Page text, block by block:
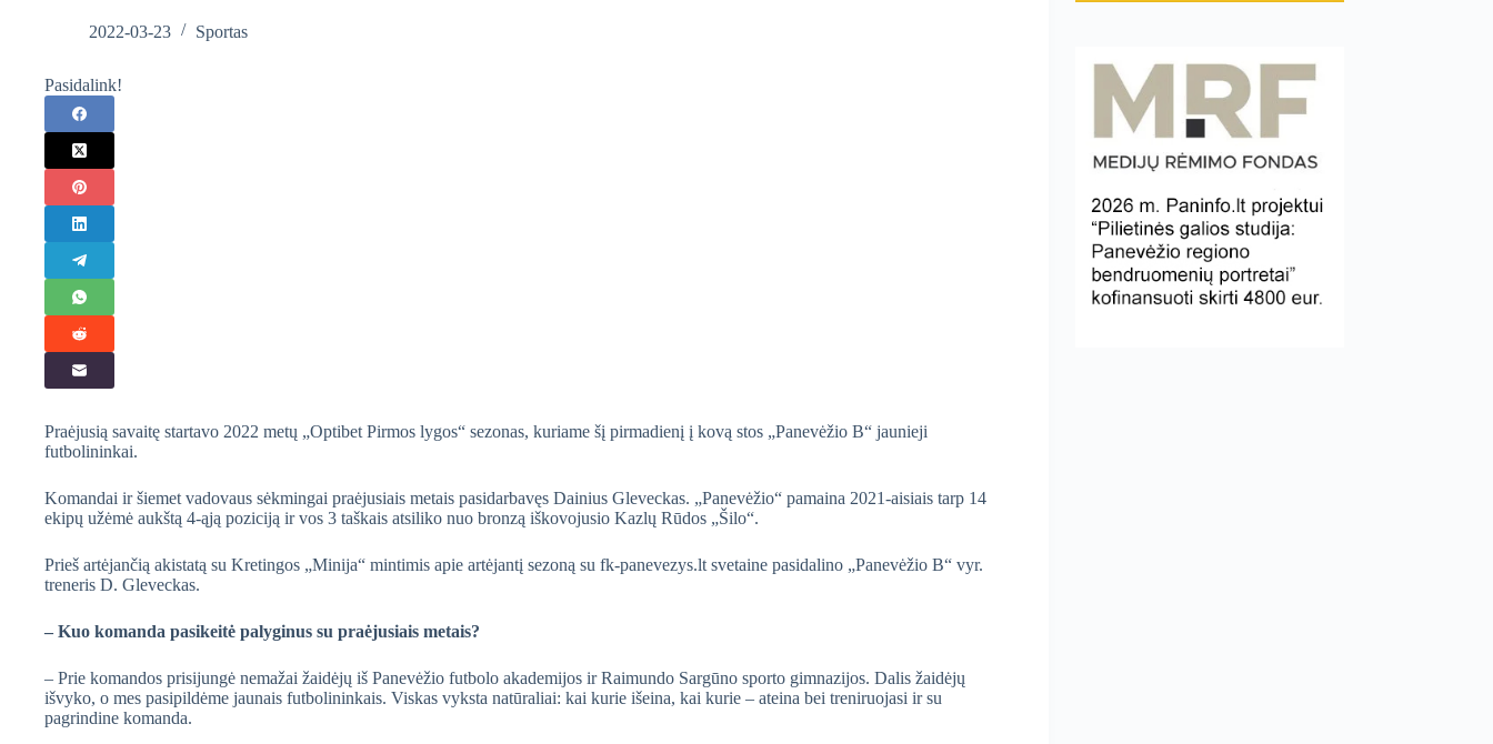
2022-03-23 Sportas
Pasidalink!
Praėjusią savaitę startavo 2022 metų „Optibet Pirmos lygos“ sezonas, kuriame šį pirmadienį į kovą stos „Panevėžio B“ jaunieji
futbolininkai.
Komandai ir šiemet vadovaus sėkmingai praėjusiais metais pasidarbavęs Dainius Gleveckas. „Panevėžio“ pamaina 2021-aisiais tarp 14
ekipų užėmė aukštą 4-ąją poziciją ir vos 3 taškais atsiliko nuo bronzą iškovojusio Kazlų Rūdos „Šilo“.
Prieš artėjančią akistatą su Kretingos „Minija“ mintimis apie artėjantį sezoną su fk-panevezys.lt svetaine pasidalino „Panevėžio B“ vyr.
treneris D. Gleveckas.
– Kuo komanda pasikeitė palyginus su praėjusiais metais?
– Prie komandos prisijungė nemažai žaidėjų iš Panevėžio futbolo akademijos ir Raimundo Sargūno sporto gimnazijos. Dalis žaidėjų
išvyko, o mes pasipildėme jaunais futbolininkais. Viskas vyksta natūraliai: kai kurie išeina, kai kurie – ateina bei treniruojasi ir su
pagrindine komanda.